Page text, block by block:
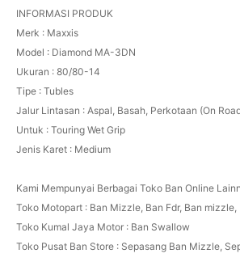
INFORMASI PRODUK
Merk : Maxxis
Model : Diamond MA-3DN
Ukuran : 80/80-14
Tipe : Tubles
Jalur Lintasan : Aspal, Basah, Perkotaan (On
Untuk : Touring Wet Grip
Jenis Karet : Medium
Kami Mempunyai Berbagai Toko Ban Online
Toko Motopart : Ban Mizzle, Ban Fdr, Ban mizzle,
Toko Kumal Jaya Motor : Ban Swallow
Toko Pusat Ban Store : Sepasang Ban Mizzle,